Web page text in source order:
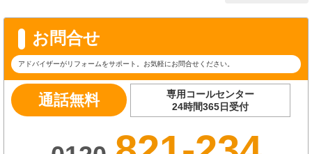
お問合せ
アドバイザーがリフォームをサポート。お気軽にお問合せください。
通話無料
専用コールセンター
24時間365日受付